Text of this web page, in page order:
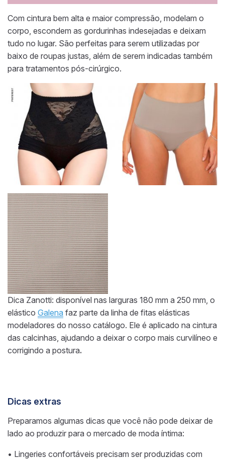
Com cintura bem alta e maior compressão, modelam o
corpo, escondem as gordurinhas indesejadas e deixam
tudo no lugar. São perfeitas para serem utilizadas por
baixo de roupas justas, além de serem indicadas também
para tratamentos pós-cirúrgico.
Dica Zanotti: disponível nas larguras 180 mm a 250 mm, o
elástico Galena faz parte da linha de fitas elásticas
modeladores do nosso catálogo. Ele é aplicado na cintura
das calcinhas, ajudando a deixar o corpo mais curvilíneo e
corrigindo a postura.
Dicas extras
Preparamos algumas dicas que você não pode deixar de
lado ao produzir para o mercado de moda íntima:
• Lingeries confortáveis precisam ser produzidas com